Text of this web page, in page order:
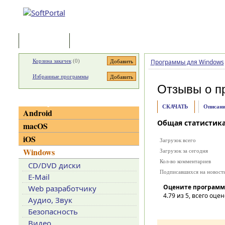
Программы для Windows
Отзывы о
СКАЧАТЬ
Общая
Загрузок всего
Загрузок за сегодня
Кол-во комментариев
Подписавшихся на
Оцените
4.79из 5, всего
Корзина закачек(0)
Избранные программы
Android
macOS
iOS
Windows
CD/DVD диски
E-Mail
Web разработчику
Аудио, Звук
Безопасность
Видео